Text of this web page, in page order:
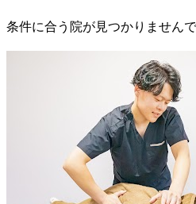
条件に合う院が見つかりません